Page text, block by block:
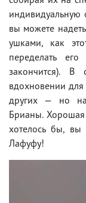
индивидуальную
вы можете
ушками, как
переделать
закончится). В
вдохновении
других — но
Брианы. Хорошая
хотелось бы,
Лафуфу!